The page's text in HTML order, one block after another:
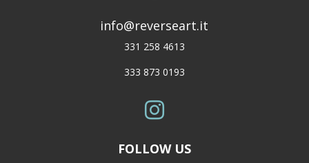
info@reverseart.it
331 258 4613
333 873 0193

FOLLOW US